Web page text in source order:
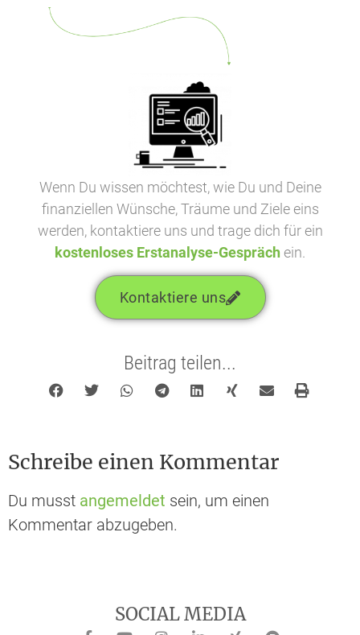
Wenn Du wissen möchtest, wie Du und Deine
finanziellen Wünsche, Träume und Ziele eins
werden, kontaktiere uns und trage dich für ein
kostenloses Erstanalyse-Gespräch ein.
Kontaktiere uns
Beitrag teilen...
Schreibe einen Kommentar
Du musst angemeldet sein, um einen
Kommentar abzugeben.
SOCIAL MEDIA